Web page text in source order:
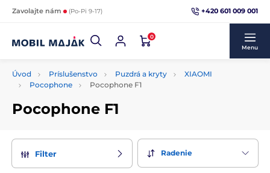
Zavolajte nám (Po-Pi 9-17) +420 601 009 001
0
Menu
Úvod Príslušenstvo Puzdrá a kryty
XIAOMI
Pocophone
Pocophone F1
Pocophone F1
Filter Radenie